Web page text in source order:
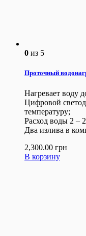
0 из 5
Проточный
Нагревает воду
Цифровой
температуру;
Расход воды 2 –
Два излива в
2,300.00 грн
В корзину